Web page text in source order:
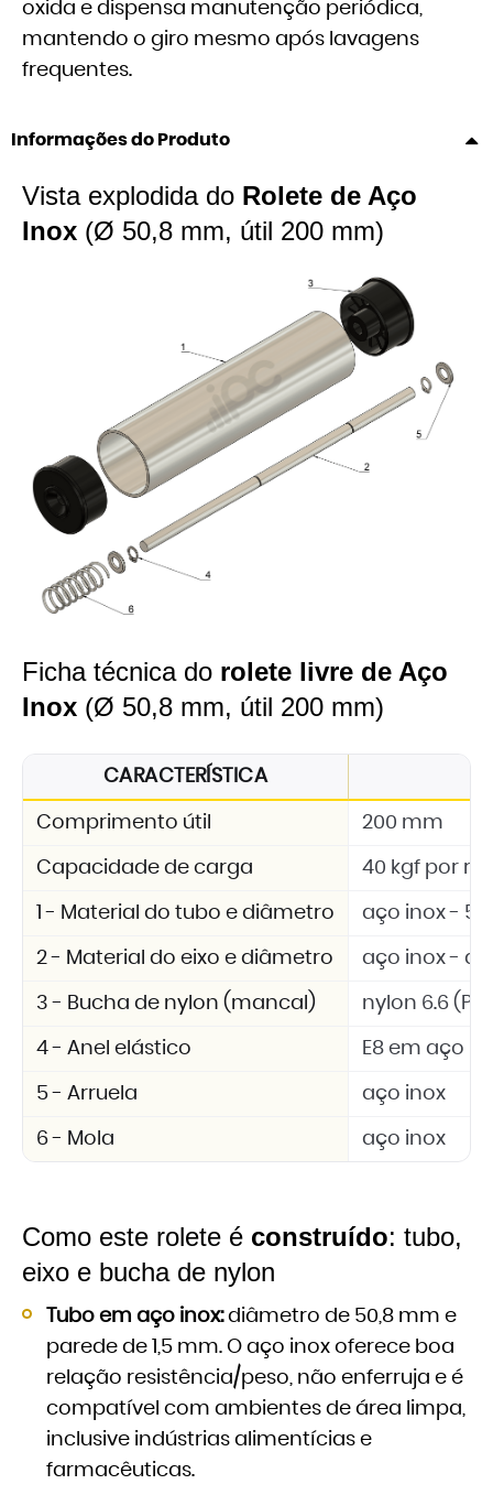
oxida e dispensa manutenção periódica,
mantendo o giro mesmo após lavagens
frequentes.
Informações do Produto
Vista explodida do Rolete de Aço
Inox (Ø 50,8 mm, útil 200 mm)
Ficha técnica do rolete livre de Aço
Inox (Ø 50,8 mm, útil 200 mm)
CARACTERÍSTICA
Comprimento útil 200 mm
Capacidade de carga 40 kgf por
1 - Material do tubo e diâmetro aço inox -
2 - Material do eixo e diâmetro aço inox -
3 - Bucha de nylon (mancal) nylon 6.6 (PA
4 - Anel elástico E8 em aço
5 - Arruela aço inox
6 - Mola aço inox
Como este rolete é construído: tubo,
eixo e bucha de nylon
Tubo em aço inox:diâmetro de 50,8 mm e
parede de 1,5 mm. O aço inox oferece boa
relação resistência/peso, não enferruja e é
compatível com ambientes de área limpa,
inclusive indústrias alimentícias e
farmacêuticas.